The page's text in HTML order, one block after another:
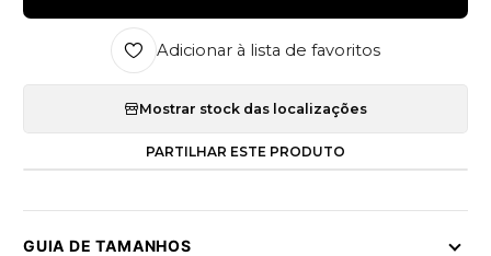
Adicionar à lista de favoritos
Mostrar stock das localizações
PARTILHAR ESTE PRODUTO
GUIA DE TAMANHOS